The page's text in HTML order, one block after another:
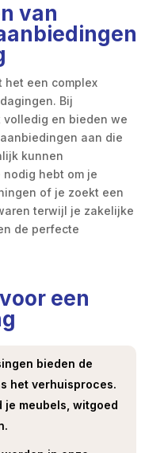
van
het een complex
Bij
volledig en bieden we
aan die
kunnen
hebt om je
of je zoekt een
terwijl je zakelijke
de perfecte
een
bieden de
het verhuisproces.
meubels, witgoed